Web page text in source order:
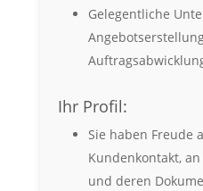
Gelegentliche
Ihr Profil:
Sie haben Freude
Kundenkontakt,
und deren